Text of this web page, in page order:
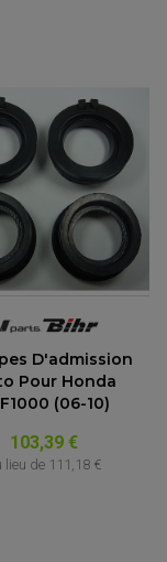
D'admission
Pour Honda
(06-10)
103,39 €
lieu de 111,18 €